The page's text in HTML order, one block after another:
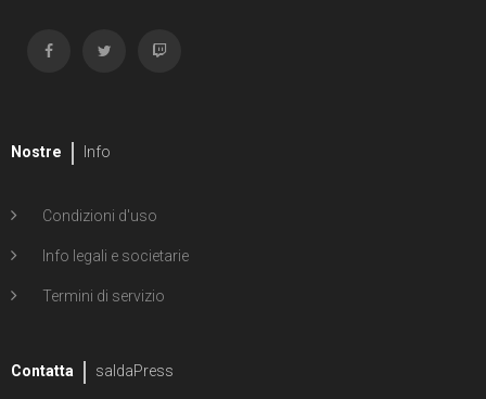
Nostre Info
Condizioni d'uso
Info legali e societarie
Termini di servizio
Contatta saldaPress